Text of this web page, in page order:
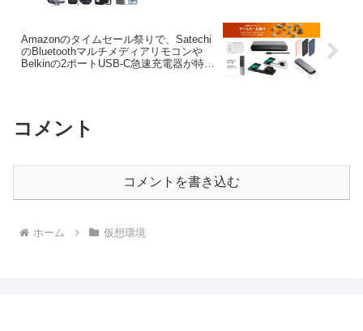
Amazonのタイムセール祭りで、Satechi
のBluetoothマルチメディアリモコンや
Belkinの2ポートUSB-C急速充電器が特別
コメント
コメントを書き込む
ホーム 仮想環境